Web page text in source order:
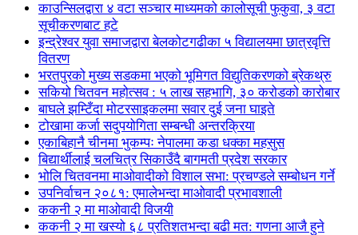
काउन्सिलद्वारा ४ वटा सञ्चार माध्यमको कालोसूची फुकुवा, ३ वटा
सूचीकरणबाट हटे
इन्द्रेश्वर युवा समाजद्वारा बेलकोटगढीका ५ विद्यालयमा छात्रवृत्ति
वितरण
भरतपुरको मुख्य सडकमा भएको भूमिगत विद्युतिकरणको ब्रेकथ्रु
सकियो चितवन महोत्सव : ५ लाख सहभागि, ३० करोडको कारोबार
बाघले झम्टिँदा मोटरसाइकलमा सवार दुई जना घाइते
टोखामा कर्जा सदुपयोगिता सम्बन्धी अन्तरक्रिया
एकाबिहानै चीनमा भुकम्पः नेपालमा कडा धक्का महसुस
बिद्यार्थीलाई चलचित्र सिकाउँदै बागमती प्रदेश सरकार
भोलि चितवनमा माओवादीको विशाल सभा: प्रचण्डले सम्बोधन गर्ने
उपनिर्वाचन २०८१: एमालेभन्दा माओवादी प्रभावशाली
ककनी २ मा माओवादी विजयी
ककनी २ मा खस्यो ६८ प्रतिशतभन्दा बढी मत: गणना आजै हुने